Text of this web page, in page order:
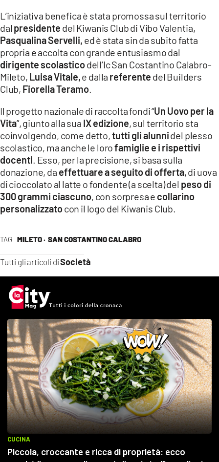
App
ANDROID
APPLE
TAG MILETO · SAN COSTANTINO CALABRO
Tutti gli articoli diSocietà
L’iniziativa benefica è stata promossa sul territorio
dal presidente del Kiwanis Club di Vibo Valentia,
Pasqualina Servelli, ed è stata sin da subito fatta
propria e accolta con grande entusiasmo dal
dirigente scolasticodell’Ic San Costantino Calabro-
Mileto, Luisa Vitale,e dalla referente del Builders
Club, Fiorella Teramo.
Il progetto nazionale di raccolta fondi “Un Uovo per la
Vita”, giunto alla sua IX edizione, sul territorio sta
coinvolgendo, come detto,tutti gli alunnidel plesso
scolastico, ma anche le lorofamiglie e i rispettivi
docenti . Esso, per la precisione, si basa sulla
donazione, da effettuare a seguito di offerta, di uova
di cioccolato al latte o fondente (a scelta) del peso di
300 grammi ciascuno, con sorpresa e collarino
personalizzatocon il logo del Kiwanis Club.